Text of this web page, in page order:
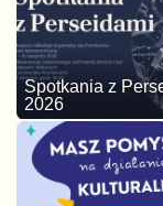
Spotkania z
2026